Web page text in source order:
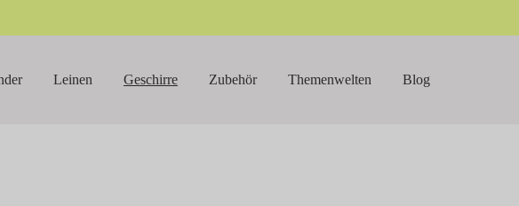
Leinen Geschirre Zubehör Themenwelten Blog